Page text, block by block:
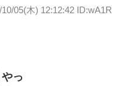
10/05(木) 12:12:42 ID:wA1R
っ